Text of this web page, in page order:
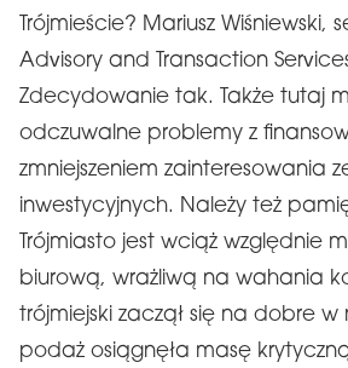
Trójmieście? Mariusz Wiśniewski,
Advisory and Transaction
Zdecydowanie tak. Także tutaj
odczuwalne problemy z
zmniejszeniem zainteresowania
inwestycyjnych. Należy też
Trójmiasto jest wciąż względnie
biurową, wrażliwą na wahania
trójmiejski zaczął się na dobre w
podaż osiągnęła masę